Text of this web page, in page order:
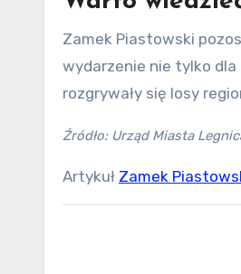
Zamek Piastowski pozostaje jednym z najcenniejszych zabytków Dolnego Śląska. Każde otwarcie to ważne
wydarzenie nie tylko dla
rozgrywały się losy
Źródło: Urząd Miasta
Artykuł Zamek